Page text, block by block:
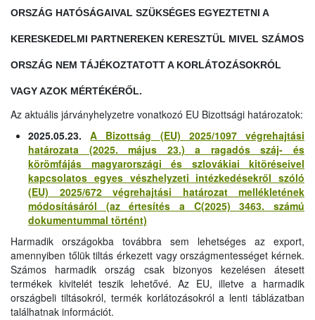
ORSZÁG HATÓSÁGAIVAL SZÜKSÉGES EGYEZTETNI A
KERESKEDELMI PARTNEREKEN KERESZTÜL MIVEL SZÁMOS
ORSZÁG NEM TÁJÉKOZTATOTT A KORLÁTOZÁSOKRÓL
VAGY AZOK MÉRTÉKÉRŐL.
Az aktuális járványhelyzetre vonatkozó EU Bizottsági határozatok:
2025.05.23.A Bizottság (EU) 2025/1097 végrehajtási
határozata (2025. május 23.) a ragadós száj- és
körömfájás magyarországi és szlovákiai kitöréseivel
kapcsolatos egyes vészhelyzeti intézkedésekről szóló
(EU) 2025/672 végrehajtási határozat mellékletének
módosításáról (az értesítés a C(2025) 3463. számú
dokumentummal történt)
Harmadik országokba továbbra sem lehetséges az export,
amennyiben tőlük tiltás érkezett vagy országmentességet kérnek.
Számos harmadik ország csak bizonyos kezelésen átesett
termékek kivitelét teszik lehetővé. Az EU, illetve a harmadik
országbeli tiltásokról, termék korlátozásokról a lenti táblázatban
találhatnak információt.